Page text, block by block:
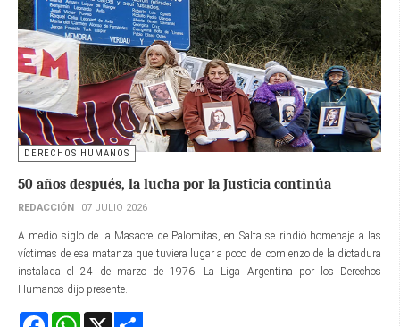
DERECHOS HUMANOS
50 años después, la lucha por la Justicia continúa
REDACCIÓN 07 JULIO 2026
A medio siglo de la Masacre de Palomitas, en Salta se rindió homenaje a las
víctimas de esa matanza que tuviera lugar a poco del comienzo de la dictadura
instalada el 24 de marzo de 1976. La Liga Argentina por los Derechos
Humanos dijo presente.
FacebookWhatsApp